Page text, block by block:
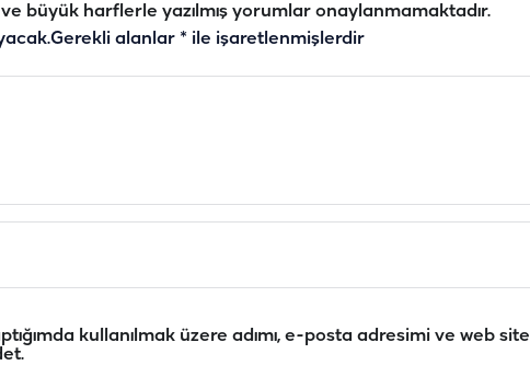
büyük harflerle yazılmış yorumlar onaylanmamaktadır.
Gerekli alanlar * ile işaretlenmişlerdir
kullanılmak üzere adımı, e-posta adresimi ve web site